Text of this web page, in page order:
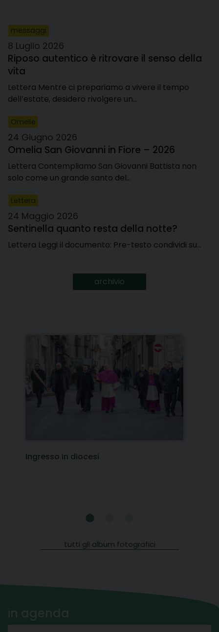
messaggi
8 Luglio 2026
Riposo autentico è ritrovare il senso della
vita
Lettera Mentre ci prepariamo a vivere il tempo
dell’estate, desidero rivolgere un…
Omelie
24 Giugno 2026
Omelia San Giovanni in Fiore – 2026
Lettera Contempliamo San Giovanni Battista non
solo come un grande santo del…
Lettera
24 Maggio 2026
Sentinella quanto resta della notte?
Lettera Leggi il documento: Pre-testo condividi su…
archivio
Ingresso in diocesi
tutti gli album fotografici
in agenda